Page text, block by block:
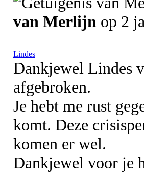
van Merlijn op 2
Lindes
Dankjewel Lindes
afgebroken.
Je hebt me rust
komt. Deze
komen er wel.
Dankjewel voor je